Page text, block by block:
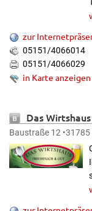
zur
05151/4066014
05151/4066029
in Karte anzeigen
Das Wirtshaus
Baustraße 12 •31785